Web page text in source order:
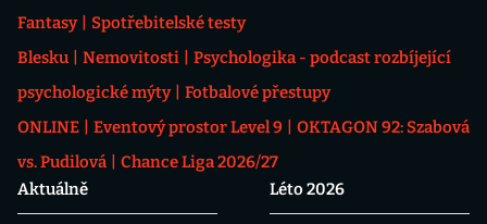
Fantasy
Spotřebitelské testy
Blesku
Nemovitosti
Psychologika - podcast rozbíjející
psychologické mýty
Fotbalové přestupy
ONLINE
Eventový prostor Level 9
OKTAGON 92: Szabová
vs. Pudilová
Chance Liga 2026/27
Aktuálně
Léto 2026